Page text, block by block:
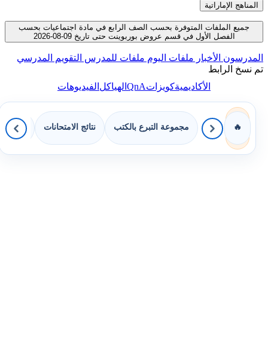
المناهج الإماراتية
جميع الملفات المتوفرة بحسب الصف الرابع في مادة اجتماعيات بحسب
الفصل الأول في قسم عروض بوربوينت حتى تاريخ 09-08-2026
المدرسون الأخبار ملفات اليوم ملفات للمدرس التقويم المدرسي
تم نسخ الرابط
الأكاديميةكويزاتQnAالهياكلالفيديوهات
🔥 مجموعة التبرع بالكتب نتائج الامتحانات